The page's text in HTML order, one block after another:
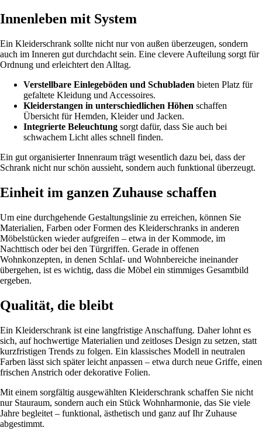
Innenleben mit System
Ein Kleiderschrank sollte nicht nur von außen überzeugen, sondern
auch im Inneren gut durchdacht sein. Eine clevere Aufteilung sorgt für
Ordnung und erleichtert den Alltag.
Verstellbare Einlegeböden und Schubladen bieten Platz für
gefaltete Kleidung und Accessoires.
Kleiderstangen in unterschiedlichen Höhen schaffen
Übersicht für Hemden, Kleider und Jacken.
Integrierte Beleuchtung sorgt dafür, dass Sie auch bei
schwachem Licht alles schnell finden.
Ein gut organisierter Innenraum trägt wesentlich dazu bei, dass der
Schrank nicht nur schön aussieht, sondern auch funktional überzeugt.
Einheit im ganzen Zuhause schaffen
Um eine durchgehende Gestaltungslinie zu erreichen, können Sie
Materialien, Farben oder Formen des Kleiderschranks in anderen
Möbelstücken wieder aufgreifen – etwa in der Kommode, im
Nachttisch oder bei den Türgriffen. Gerade in offenen
Wohnkonzepten, in denen Schlaf- und Wohnbereiche ineinander
übergehen, ist es wichtig, dass die Möbel ein stimmiges Gesamtbild
ergeben.
Qualität, die bleibt
Ein Kleiderschrank ist eine langfristige Anschaffung. Daher lohnt es
sich, auf hochwertige Materialien und zeitloses Design zu setzen, statt
kurzfristigen Trends zu folgen. Ein klassisches Modell in neutralen
Farben lässt sich später leicht anpassen – etwa durch neue Griffe, einen
frischen Anstrich oder dekorative Folien.
Mit einem sorgfältig ausgewählten Kleiderschrank schaffen Sie nicht
nur Stauraum, sondern auch ein Stück Wohnharmonie, das Sie viele
Jahre begleitet – funktional, ästhetisch und ganz auf Ihr Zuhause
abgestimmt.